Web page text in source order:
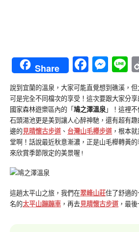
Share
說到宜蘭的溫泉，大家可能直覺想到礁溪，
可是完全不同檔次的享受！這次要跟大家分
國家森林遊樂區內的「鳩之澤溫泉」！這裡
石頭湯池更是美到讓人心醉神馳，還有超有
邊的見晴懷古步道 、 台灣山毛櫸步道 ，根本
堂啊！話說最近秋意漸濃，正是山毛櫸轉黃
來欣賞季節限定的美景喔 !
這趟太平山之旅，我們在翠峰山莊住了舒適
名的太平山蹦蹦車 ，再去見晴懷古步道 ，最